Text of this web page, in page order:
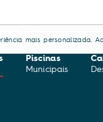
mais personalizada.
Piscinas
Municipais